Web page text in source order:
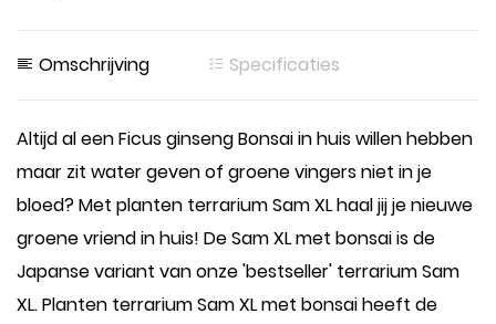
Omschrijving Specificaties
Altijd al een Ficus ginseng Bonsai in huis willen hebben
maar zit water geven of groene vingers niet in je
bloed? Met planten terrarium Sam XL haal jij je nieuwe
groene vriend in huis! De Sam XL met bonsai is de
Japanse variant van onze 'bestseller' terrarium Sam
XL. Planten terrarium Sam XL met bonsai heeft de